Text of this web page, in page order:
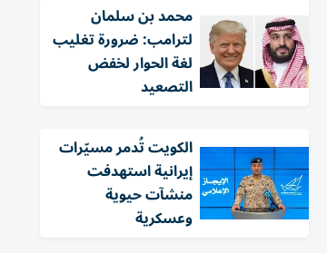
محمد بن سلمان
لترامب: ضرورة تغليب
لغة الحوار لخفض
التصعيد
الكويت تُدمر مسيّرات
إيرانية استهدفت
منشآت حيوية
وعسكرية